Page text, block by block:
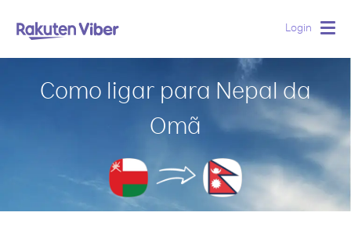
Login
Como ligar para Nepal da
Omã